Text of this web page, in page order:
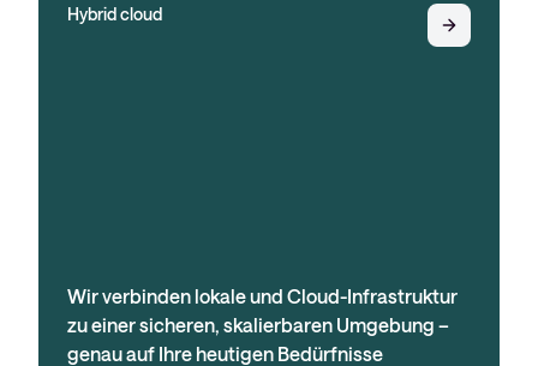
Hybrid cloud
Wir verbinden lokale und Cloud-Infrastruktur
zu einer sicheren, skalierbaren Umgebung –
genau auf Ihre heutigen Bedürfnisse